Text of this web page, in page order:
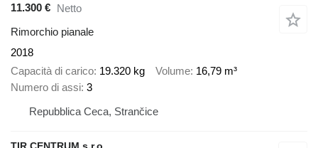
11.300 € Netto
Rimorchio pianale
2018
Capacità di carico 19.320 kg Volume 16,79 m³
Numero di assi 3
Repubblica Ceca, Strančice